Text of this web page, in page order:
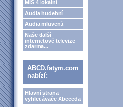
MIS 4 lokální
Audia hudební
Audia mluvená
Naše další
internetové televize
zdarma...
ABCD.fatym.com
nabízí:
Hlavní strana
vyhledávače Abeceda